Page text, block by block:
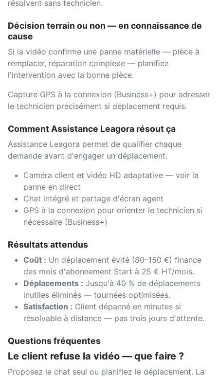
résolvent sans technicien.
Décision terrain ou non — en connaissance de
cause
Si la vidéo confirme une panne matérielle — pièce à
remplacer, réparation complexe — planifiez
l'intervention avec la bonne pièce.
Capture GPS à la connexion (Business+) pour adresser
le technicien précisément si déplacement requis.
Comment Assistance Leagora résout ça
Assistance Leagora permet de qualifier chaque
demande avant d'engager un déplacement.
Caméra client et vidéo HD adaptative — voir la
panne en direct
Chat intégré et partage d'écran agent
GPS à la connexion pour orienter le technicien si
nécessaire (Business+)
Résultats attendus
Coût : Un déplacement évité (80–150 €) finance
des mois d'abonnement Start à 25 € HT/mois.
Déplacements : Jusqu'à 40 % de déplacements
inutiles éliminés — tournées optimisées.
Satisfaction : Client dépanné en minutes si
résolvable à distance — pas trois jours d'attente.
Questions fréquentes
Le client refuse la vidéo — que faire ?
Proposez le chat seul ou planifiez le déplacement. La